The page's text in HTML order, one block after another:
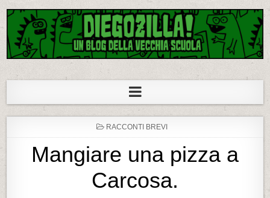
Diegozilla!
Un blog della vecchia scuola
P
T
E
I
N
RACCONTI BREVI
Mangiare una pizza a
Carcosa.